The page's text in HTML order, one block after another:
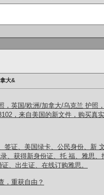
大&
英国/欧洲/加拿大/乌克兰 护照
，来自美国的新文件，购买真
证、美国绿卡、公民身份、新
、获得新身份证、托 福、雅思
、出生证、在线订购雅思。
，重获自由？